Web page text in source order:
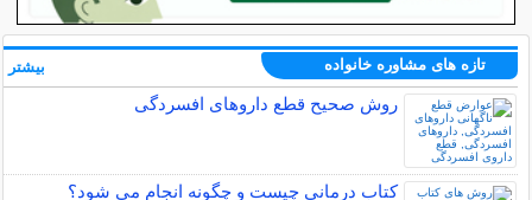
تازه های مشاوره خانواده
روش صحیح قطع داروهای افسردگی
کتاب درمانی چیست و چگونه انجام می شود؟
بیشتر